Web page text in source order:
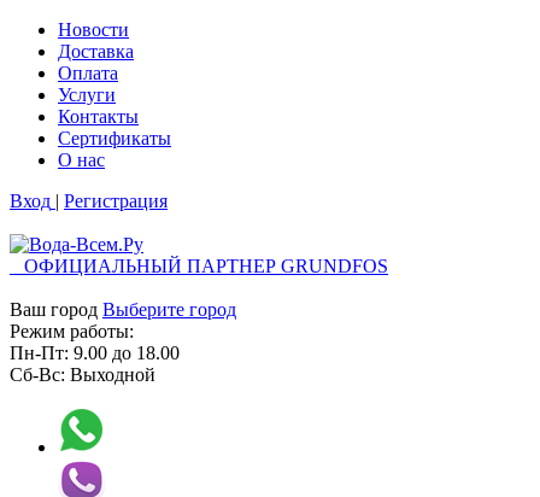
Новости
Доставка
Оплата
Услуги
Контакты
Cертификаты
О нас
Вход | Регистрация
ОФИЦИАЛЬНЫЙ ПАРТНЕР GRUNDFOS
Ваш город Выберите город
Режим работы:
Пн-Пт: 9.00 до 18.00
Сб-Вс: Выходной